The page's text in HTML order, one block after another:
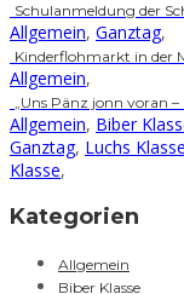
Schulanmeldung der
Allgemein, Ganztag,
Kinderflohmarkt in der
Allgemein,
„Uns Pänz jonn voran
Allgemein, Biber
Ganztag, Luchs Klasse
Klasse,
Kategorien
Allgemein
Biber Klasse